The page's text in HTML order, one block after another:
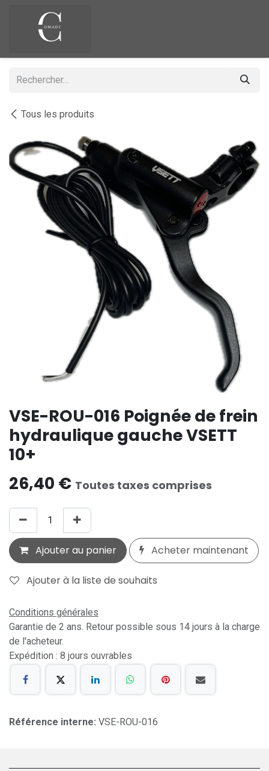
Tous les produits
VSE-ROU-016 Poignée de frein
hydraulique gauche VSETT
10+
26,40 € Toutes taxes comprises
Ajouter au panier Acheter maintenant
Ajouter à la liste de souhaits
Conditions générales
Garantie de 2 ans. Retour possible sous 14 jours à la charge
de l'acheteur.
Expédition : 8 jours ouvrables
Référence interne: VSE-ROU-016